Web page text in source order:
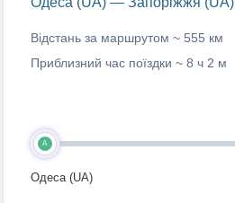
Відстань за маршрутом ~ 555 км
Приблизний час поїздки ~ 8 ч 2 м
A
Одеса (UA)